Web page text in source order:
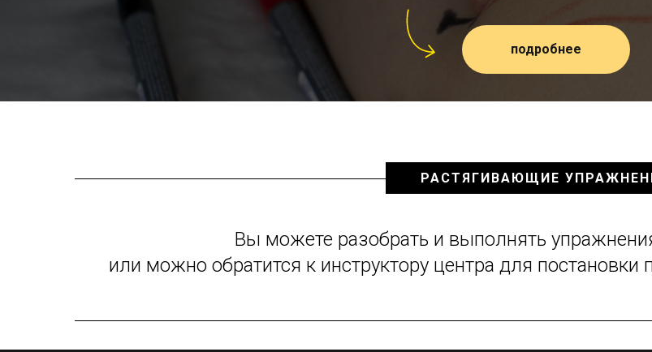
подробнее
РАСТЯГИВАЮЩИЕ
Вы можете разобрать и выполнять
или можно обратится к инструктору центра для